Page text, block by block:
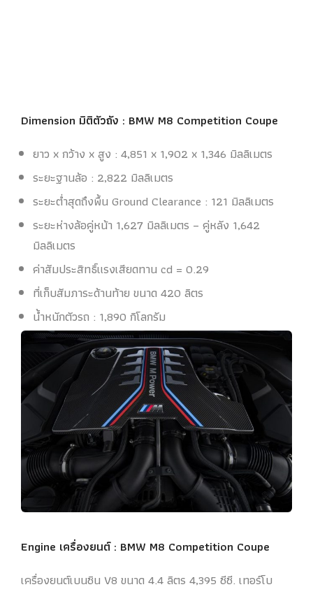
Dimension มิติตัวถัง : BMW M8 Competition Coupe
ยาว x กว้าง x สูง : 4,851 x 1,902 x 1,346 มิลลิเมตร
ระยะฐานล้อ : 2,822 มิลลิเมตร
ระยะต่ำสุดถึงพื้น Ground Clearance : 121 มิลลิเมตร
ระยะห่างล้อคู่หน้า 1,627 มิลลิเมตร – คู่หลัง 1,642
มิลลิเมตร
ค่าสัมประสิทธิ์แรงเสียดทาน cd = 0.29
ที่เก็บสัมภาระด้านท้าย ขนาด 420 ลิตร
น้ำหนักตัวรถ : 1,890 กิโลกรัม
Engine เครื่องยนต์ : BMW M8 Competition Coupe
เครื่องยนต์เบนซิน V8 ขนาด 4.4 ลิตร 4,395 ซีซี. เทอร์โบ